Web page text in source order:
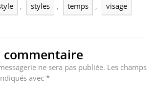
, styles , temps , visage
commentaire
ne sera pas publiée. Les champs
avec *